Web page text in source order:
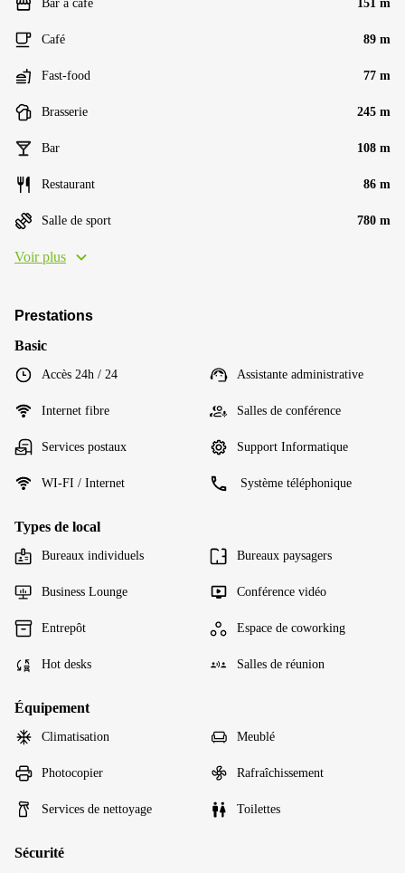
Bar à café 151 m
Café 89 m
Fast-food 77 m
Brasserie 245 m
Bar 108 m
Restaurant 86 m
Salle de sport 780 m
Voir plus
Prestations
Basic
Accès 24h / 24 Assistante administrative
Internet fibre Salles de conférence
Services postaux Support Informatique
WI-FI / Internet Système téléphonique
Types de local
Bureaux individuels Bureaux paysagers
Business Lounge Conférence vidéo
Entrepôt Espace de coworking
Hot desks Salles de réunion
Équipement
Climatisation Meublé
Photocopier Rafraîchissement
Services de nettoyage Toilettes
Sécurité